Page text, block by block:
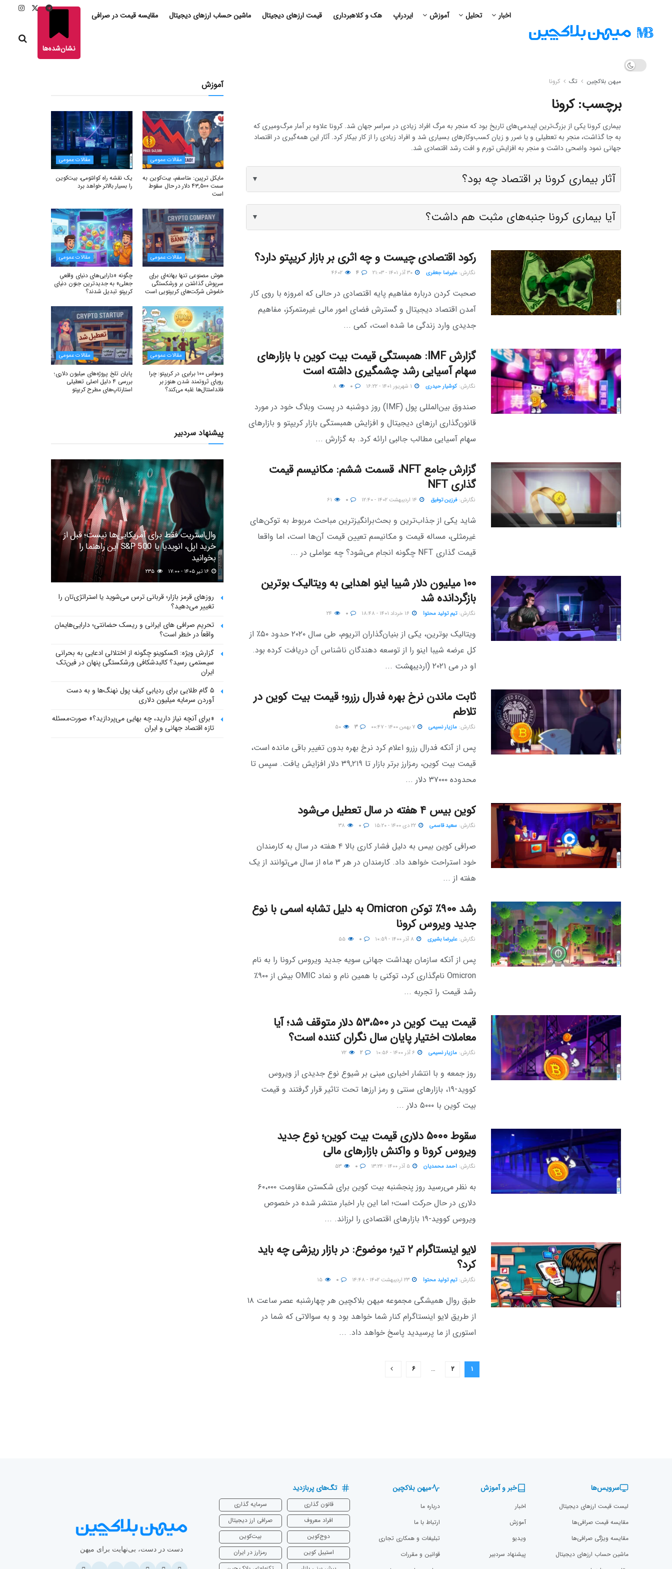
اخبار تحلیل آموزش ایردراپ هک و کلاهبرداری قیمت ارزهای دیجیتال ماشین حساب ارزهای دیجیتال مقایسه قیمت در صرافی
نشان‌شده‌ها
میهن بلاکچین تگ کرونا
برچسب:کرونا
بیماری کرونا یکی از بزرگ‌ترین اپیدمی‌های تاریخ بود که منجر به مرگ افراد زیادی در سراسر جهان شد. کرونا علاوه بر آمار مرگ‌ومیری که
به جا گذاشت، منجر به تعطیلی و یا ضرر و زیان‌ کسب‌وکارهای بسیاری شد و افراد زیادی را از کار بیکار کرد. آثار این همه‌گیری در اقتصاد
جهانی نمود واضحی داشت و منجر به افزایش تورم و افت رشد اقتصادی شد.
آثار بیماری کرونا بر اقتصاد چه بود؟ ▼
آیا بیماری کرونا جنبه‌های مثبت هم داشت؟ ▼
رکود اقتصادی چیست و چه اثری بر بازار کریپتو دارد؟
نگارش:‌ علیرضا جعفری
صحبت کردن درباره مفاهیم پایه اقتصادی در حالی که امروزه با روی کار
آمدن اقتصاد دیجیتال و گسترش فضای امور مالی غیرمتمرکز، مفاهیم
جدیدی وارد زندگی ما شده است، کمی ...
گزارش IMF: همبستگی قیمت بیت کوین با بازارهای
سهام آسیایی رشد چشمگیری داشته است
نگارش:‌ کوشیار حیدری
صندوق بین‌المللی پول (IMF) روز دوشنبه در پست وبلاگ خود در مورد
قانون‌گذاری ارزهای دیجیتال و افزایش همبستگی بازار کریپتو و بازارهای
سهام آسیایی مطالب جالبی ارائه کرد. به گزارش ...
گزارش جامع NFT، قسمت ششم: مکانیسم قیمت
گذاری NFT
نگارش:‌ فرزین توفیق
شاید یکی از جذاب‌ترین و بحث‌برانگیزترین مباحث مربوط به توکن‌های
غیرمثلی، مساله قیمت و مکانیسم تعیین قیمت آن‌ها است، اما واقعا
قیمت گذاری NFT چگونه انجام می‌شود؟ چه عواملی در ...
۱۰۰ میلیون دلار شیبا اینو اهدایی به ویتالیک بوترین
بازگردانده شد
نگارش:‌ تیم تولید محتوا
ویتالیک بوترین، یکی از بنیان‌گذاران اتریوم، طی سال ۲۰۲۰ حدود ۵۰٪ از
کل عرضه شیبا اینو را از توسعه دهندگان ناشناس آن دریافت کرده بود.
او در می ۲۰۲۱ (اردیبهشت ...
ثابت ماندن نرخ بهره فدرال رزرو؛ قیمت بیت کوین در
تلاطم
نگارش:‌ مازیار نسیمی ۳
پس از آنکه فدرال رزرو اعلام کرد نرخ بهره بدون تغییر باقی مانده است،
قیمت بیت کوین، رمزارز برتر بازار تا ۳۹,۲۱۹ دلار افزایش یافت. سپس تا
محدوده ۳۷۰۰۰ دلار ...
کوین بیس ۴ هفته در سال تعطیل می‌شود
نگارش:‌ سعید قاسمی
صرافی کوین بیس به دلیل فشار کاری بالا ۴ هفته در سال به کارمندان
خود استراحت خواهد داد. کارمندان در هر ۳ ماه از سال می‌توانند از یک
هفته از ...
رشد ۹۰۰٪ توکن Omicron به دلیل تشابه اسمی با نوع
جدید ویروس کرونا
نگارش:‌ علیرضا بشیری
پس از آنکه سازمان بهداشت جهانی سویه جدید ویروس کرونا را به نام
Omicron نام‌گذاری کرد، توکنی با همین نام و نماد OMIC بیش از ۹۰۰٪
رشد قیمت را تجربه ...
قیمت بیت کوین در ۵۳،۵۰۰ دلار متوقف شد؛ آیا
معاملات اختیار پایان سال نگران کننده است؟
نگارش:‌ مازیار نسیمی
روز جمعه و با انتشار اخباری مبنی بر شیوع نوع جدیدی از ویروس
کووید-۱۹، بازارهای سنتی و رمز ارزها تحت تاثیر قرار گرفتند و قیمت
بیت کوین با ۵۰۰۰ دلار ...
سقوط ۵۰۰۰ دلاری قیمت بیت کوین؛ نوع جدید
ویروس کرونا و واکنش بازارهای مالی
نگارش:‌ احمد محمدیان
به نظر می‌رسید روز پنجشنبه بیت کوین برای شکستن مقاومت ۶۰،۰۰۰
دلاری در حال حرکت است؛ اما این بار اخبار منتشر شده در خصوص
ویروس کووید-۱۹ بازارهای اقتصادی را لرزاند. ...
لایو اینستاگرام ۲ تیر؛ موضوع: در بازار ریزشی چه باید
کرد؟
نگارش:‌ تیم تولید محتوا
طبق روال همیشگی مجموعه میهن بلاکچین هر چهارشنبه عصر ساعت ۱۸
از طریق لایو اینستاگرام کنار شما خواهد بود و به سوالاتی که شما در
استوری از ما پرسیدید پاسخ خواهد داد. ...
۱ ۲ … ۶
آموزش
مقالات عمومی
مایکل ترپین: متاسفم، بیت‌کوین به
سمت ۴۳,۵۰۰ دلار در حال سقوط
است
مقالات عمومی
یک نقشه راه کوانتومی، بیت‌کوین
را بسیار بالاتر خواهد برد
مقالات عمومی
هوش مصنوعی تنها بهانه‌ای برای
سرپوش گذاشتن بر ورشکستگی
خاموش شرکت‌های کریپتویی است
مقالات عمومی
چگونه «دارایی‌های دنیای واقعیِ
جعلی» به جدیدترین جنون دنیای
کریپتو تبدیل شدند؟
مقالات عمومی
وسواس ۱۰۰ برابری در کریپتو: چرا
رویای ثروتمند شدن هنوز بر
فاندامنتال‌ها غلبه می‌کند؟
مقالات عمومی
پایان تلخ پروژه‌های میلیون دلاری؛
بررسی ۴ دلیل اصلی تعطیلی
استارتاپ‌های مطرح کریپتو
پیشنهاد سردبیر
وال‌استریت فقط برای آمریکایی‌ها نیست؛ قبل از
خرید اپل، انویدیا یا S&P 500 این راهنما را
بخوانید
روزهای قرمز بازار؛ قربانی ترس می‌شوید یا استراتژی‌تان را
تغییر می‌دهید؟
تحریم صرافی های ایرانی و ریسک حضانتی؛ دارایی‌هایمان
واقعاً در خطر است؟
گزارش ویژه: اکسکوینو چگونه از اختلالی ادعایی به بحرانی
سیستمی رسید؟ کالبدشکافی ورشکستگی پنهان در فین‌تک
ایران
۵ گام طلایی برای ردیابی کیف پول‌ نهنگ‌ها و به دست
آوردن سرمایه میلیون دلاری
«برای آنچه نیاز دارید، چه بهایی می‌پردازید؟» صورت‌مسئله
تازه اقتصاد جهانی و ایران
سرویس‌ها
لیست قیمت ارزهای دیجیتال
مقایسه قیمت صرافی‌ها
مقایسه ویژگی صرافی‌ها
ماشین حساب ارزهای دیجیتال
خبر و آموزش
اخبار
آموزش
ویدیو
پیشنهاد سردبیر
میهن بلاکچین
درباره ما
ارتباط با ما
تبلیغات و همکاری تجاری
قوانین و مقررات
تگ‌های پربازدید
قانون گذاری
سرمایه‌ گذاری
افراد معروف
صرافی ارز دیجیتال
دوج‌کوین
بیت‌کوین
استیبل کوین
رمزارز در ایران
دست در دست، بی‌نهایت برای میهن